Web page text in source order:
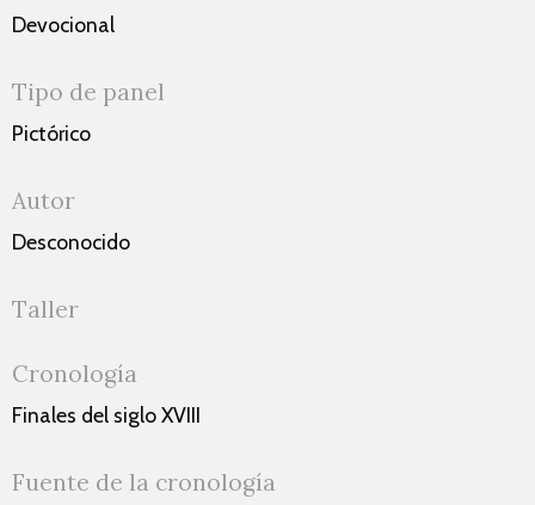
Devocional
Tipo de panel
Pictórico
Autor
Desconocido
Taller
Cronología
Finales del siglo XVIII
Fuente de la cronología